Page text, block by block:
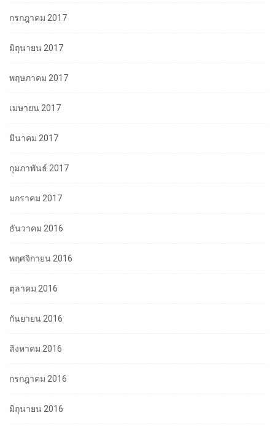
กรกฎาคม 2017
มิถุนายน 2017
พฤษภาคม 2017
เมษายน 2017
มีนาคม 2017
กุมภาพันธ์ 2017
มกราคม 2017
ธันวาคม 2016
พฤศจิกายน 2016
ตุลาคม 2016
กันยายน 2016
สิงหาคม 2016
กรกฎาคม 2016
มิถุนายน 2016